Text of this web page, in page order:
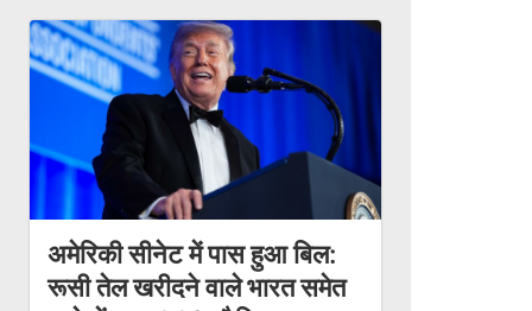
अमेरिकी सीनेट में पास हुआ बिल:
रूसी तेल खरीदने वाले भारत समेत